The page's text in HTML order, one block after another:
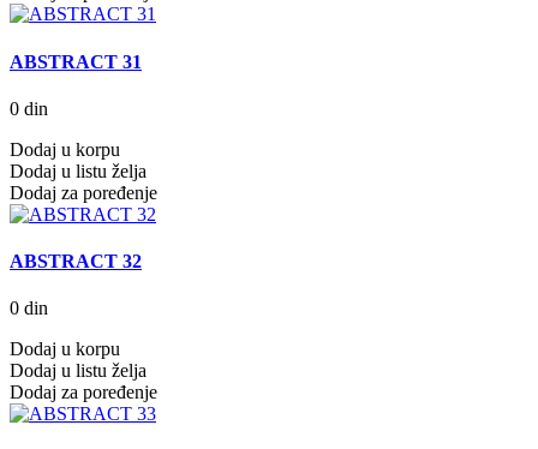
ABSTRACT 31
0 din
Dodaj u korpu
Dodaj u listu želja
Dodaj za poređenje
ABSTRACT 32
0 din
Dodaj u korpu
Dodaj u listu želja
Dodaj za poređenje